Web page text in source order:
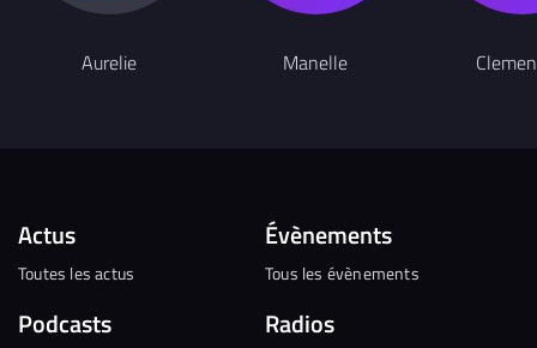
Aurelie Manelle
Actus
Toutes les actus
Podcasts
Évènements
Tous les évènements
Radios